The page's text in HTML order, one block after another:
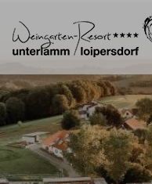
Inhalt
springen